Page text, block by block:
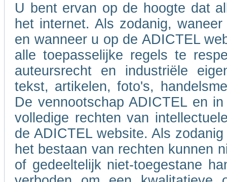
U bent ervan op de hoogte dat
het internet. Als zodanig,
en wanneer u op de ADICTEL
alle toepasselijke regels te
auteursrecht en industriële
tekst, artikelen, foto's,
De vennootschap ADICTEL en
volledige rechten van
de ADICTEL website. Als
het bestaan van rechten kunnen
of gedeeltelijk niet-toegestane